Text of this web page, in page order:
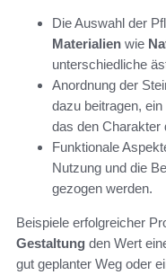
Die Auswahl der
Materialien wie
unterschiedliche
Anordnung der
dazu beitragen,
das den Charakter
Funktionale
Nutzung und die
gezogen werden.
Beispiele erfolgreicher
Gestaltung den Wert
gut geplanter Weg oder